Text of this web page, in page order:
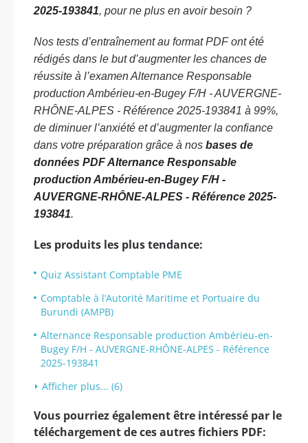
2025-193841, pour ne plus en avoir besoin ?
Nos tests d’entraînement au format PDF ont été
rédigés dans le but d’augmenter les chances de
réussite à l’examen Alternance Responsable
production Ambérieu-en-Bugey F/H - AUVERGNE-
RHÔNE-ALPES - Référence 2025-193841 à 99%,
de diminuer l’anxiété et d’augmenter la confiance
dans votre préparation grâce à nos bases de
données PDF Alternance Responsable
production Ambérieu-en-Bugey F/H -
AUVERGNE-RHÔNE-ALPES - Référence 2025-
193841.
Les produits les plus tendance:
Quiz Assistant Comptable PME
Comptable à l’Autorité Maritime et Portuaire du
Burundi (AMPB)
Alternance Responsable production Ambérieu-en-
Bugey F/H - AUVERGNE-RHÔNE-ALPES - Référence
2025-193841
Afficher plus... (6)
Vous pourriez également être intéressé par le
téléchargement de ces autres fichiers PDF: